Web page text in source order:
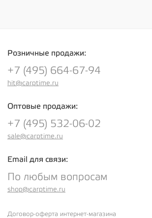
Розничные продажи:
+7 (495) 664-67-94
hit@carptime.ru
Оптовые продажи:
+7 (495) 532-06-02
sale@carptime.ru
Email для связи:
По любым вопросам
shop@carptime.ru
Договор-оферта интернет-магазина